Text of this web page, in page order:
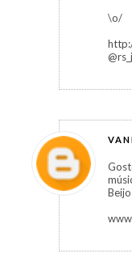
\o/